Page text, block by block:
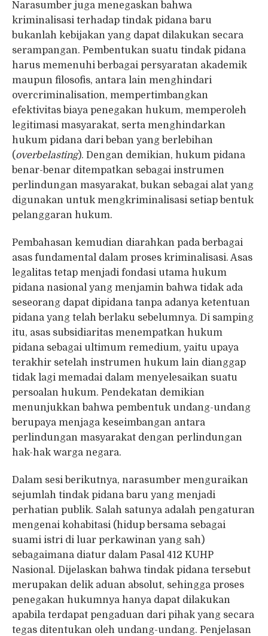
Narasumber juga menegaskan bahwa
kriminalisasi terhadap tindak pidana baru
bukanlah kebijakan yang dapat dilakukan secara
serampangan. Pembentukan suatu tindak pidana
harus memenuhi berbagai persyaratan akademik
maupun filosofis, antara lain menghindari
overcriminalisation, mempertimbangkan
efektivitas biaya penegakan hukum, memperoleh
legitimasi masyarakat, serta menghindarkan
hukum pidana dari beban yang berlebihan
(overbelasting). Dengan demikian, hukum pidana
benar-benar ditempatkan sebagai instrumen
perlindungan masyarakat, bukan sebagai alat yang
digunakan untuk mengkriminalisasi setiap bentuk
pelanggaran hukum.
Pembahasan kemudian diarahkan pada berbagai
asas fundamental dalam proses kriminalisasi. Asas
legalitas tetap menjadi fondasi utama hukum
pidana nasional yang menjamin bahwa tidak ada
seseorang dapat dipidana tanpa adanya ketentuan
pidana yang telah berlaku sebelumnya. Di samping
itu, asas subsidiaritas menempatkan hukum
pidana sebagai ultimum remedium, yaitu upaya
terakhir setelah instrumen hukum lain dianggap
tidak lagi memadai dalam menyelesaikan suatu
persoalan hukum. Pendekatan demikian
menunjukkan bahwa pembentuk undang-undang
berupaya menjaga keseimbangan antara
perlindungan masyarakat dengan perlindungan
hak-hak warga negara.
Dalam sesi berikutnya, narasumber menguraikan
sejumlah tindak pidana baru yang menjadi
perhatian publik. Salah satunya adalah pengaturan
mengenai kohabitasi (hidup bersama sebagai
suami istri di luar perkawinan yang sah)
sebagaimana diatur dalam Pasal 412 KUHP
Nasional. Dijelaskan bahwa tindak pidana tersebut
merupakan delik aduan absolut, sehingga proses
penegakan hukumnya hanya dapat dilakukan
apabila terdapat pengaduan dari pihak yang secara
tegas ditentukan oleh undang-undang. Penjelasan